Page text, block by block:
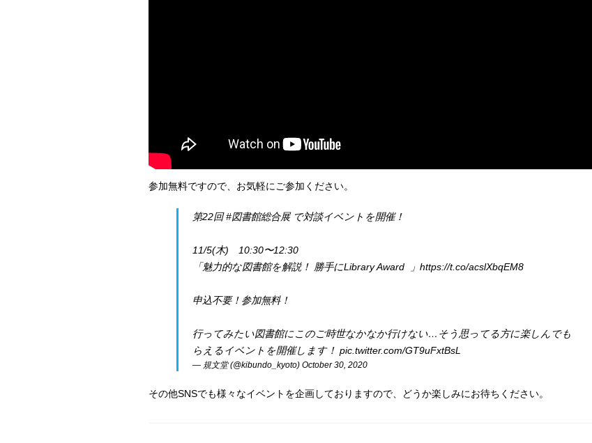
参加無料ですので、お気軽にご参加ください。
第22回#図書館総合展で対談イベントを開催！
11/5(木) 10:30〜12:30
「魅力的な図書館を解説！ 勝手にLibrary Award 」 https://t.co/acslXbqEM8
申込不要！参加無料！
行ってみたい図書館にこのご時世なかなか行けない…そう思ってる方に楽しんでも
らえるイベントを開催します！ pic.twitter.com/GT9uFxtBsL
— 規文堂 (@kibundo_kyoto) October 30, 2020
その他SNSでも様々なイベントを企画しておりますので、どうか楽しみにお待ちください。